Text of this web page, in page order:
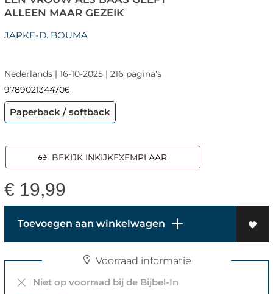
ALLEEN MAAR GEZEIK
JAPKE-D. BOUMA
Nederlands | 16-10-2025 | 216 pagina's
9789021344706
Paperback / softback
BEKIJK INKIJKEXEMPLAAR
€ 19,99
Toevoegen aan winkelwagen
Voorraad informatie
Niet op voorraad bij de Bijbel-In